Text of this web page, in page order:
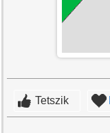
Tetszik